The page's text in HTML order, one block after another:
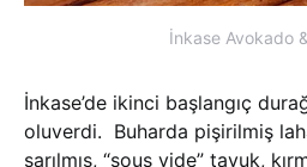
İnkase Avokado
İnkase’de ikinci başlangıç
oluverdi. Buharda pişirilmiş
sarılmış, “sous vide” tavuk,